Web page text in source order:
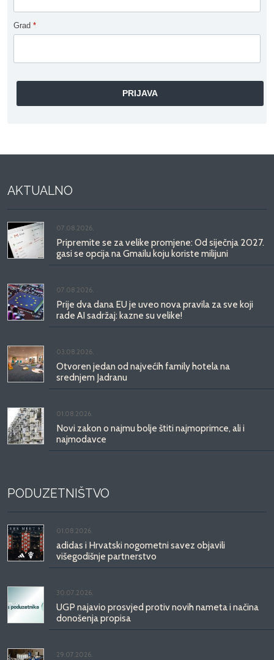
Grad *
AKTUALNO
07.08.2026.
Pripremite se za velike promjene: Od siječnja 2027.
gasi se opcija na Gmailu koju koriste milijuni
07.08.2026.
Prije dva dana EU je uveo nova pravila za sve koji
rade AI sadržaj: kazne su velike!
03.08.2026.
Otvoren jedan od najvećih family hotela na
srednjem Jadranu
01.08.2026.
Novi zakon o najmu bolje štiti najmoprimce, ali i
najmodavce
PODUZETNIŠTVO
01.08.2026.
adidas i Hrvatski nogometni savez objavili
višegodišnje partnerstvo
30.07.2026.
UGP najavio prosvjed protiv novih nameta i načina
donošenja propisa
29.07.2026.